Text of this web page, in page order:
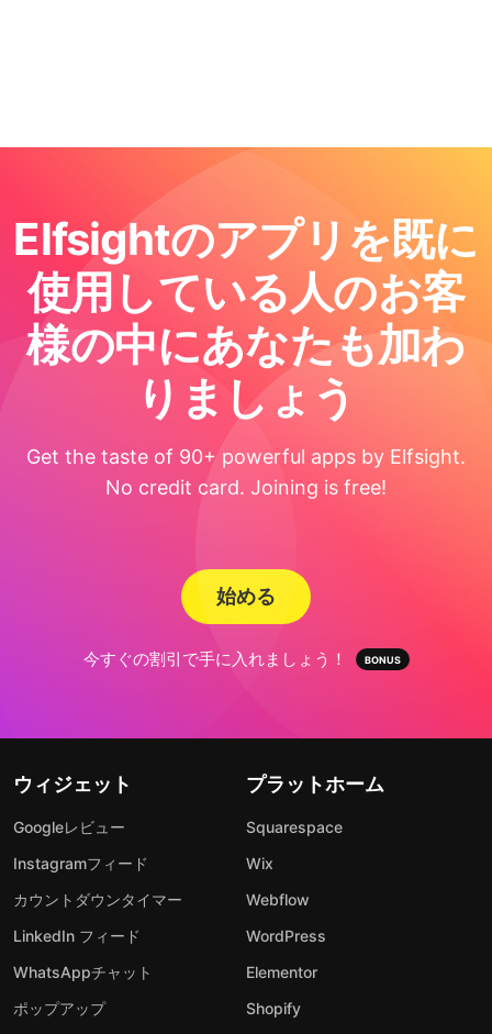
Elfsightのアプリを既に
使用している人のお客
様の中にあなたも加わ
りましょう
Get the taste of 90+ powerful apps by Elfsight.
No credit card. Joining is free!
始める
今すぐの割引で手に入れましょう！
ウィジェット
Googleレビュー
Instagramフィード
カウントダウンタイマー
LinkedIn フィード
WhatsAppチャット
ポップアップ
プラットホーム
Squarespace
Wix
Webflow
WordPress
Elementor
Shopify